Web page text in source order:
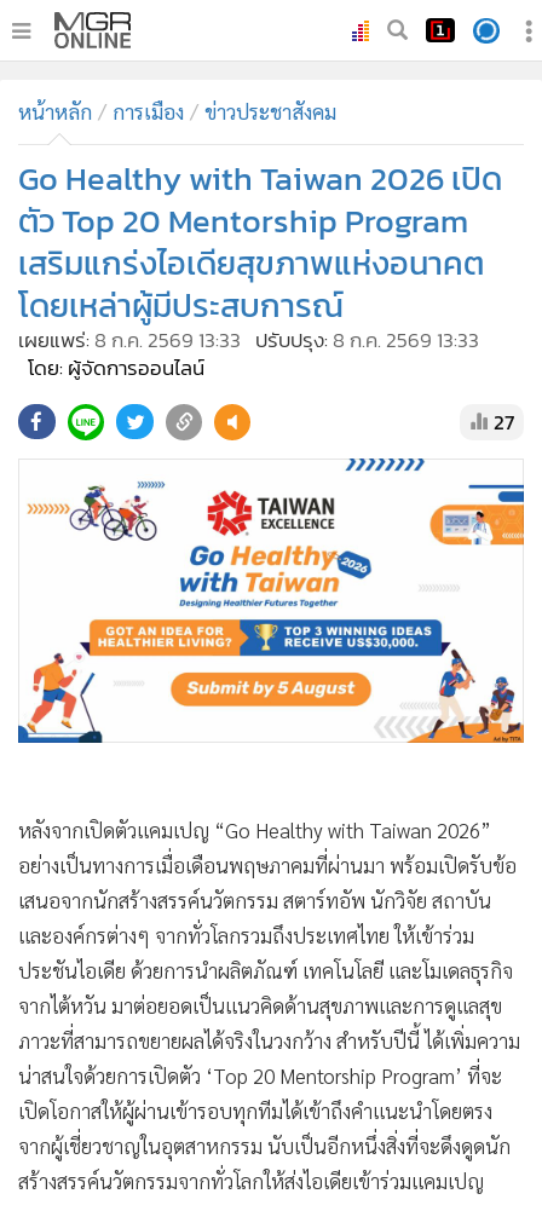
ทันเหตุการณ์
• ภาคใต้
ภูมิภาค
Online Section
• บันเทิง
• ผู้จัดการรายวัน
• คอลัมนิสต์
• CbizReview
• Cyber BIZ
ผู้จัดกวน
Good health & Well-being
Green Innovation & SD
Management & HR
MGR Live
Infographic
• การเมือง
• ต่างประเทศ
• Special Scoop
• เศรษฐกิจ-ธุรกิจ
จีน
ชุมชน-คุณภาพชีวิต
อาชญากรรม
• Motoring
• เกม
• วิทยาศาสตร์
• SMEs
หน้าหลัก การเมือง ข่าวประชาสังคม
Go Healthy with Taiwan 2026 เปิด
ตัว Top 20 Mentorship Program
เสริมแกร่งไอเดียสุขภาพแห่งอนาคต
โดยเหล่าผู้มีประสบการณ์
เผยแพร่: 8 ก.ค. 2569 13:33 ปรับปรุง: 8 ก.ค. 2569 13:33
โดย: ผู้จัดการออนไลน์
27
หลังจากเปิดตัวแคมเปญ “Go Healthy with Taiwan 2026”
อย่างเป็นทางการเมื่อเดือนพฤษภาคมที่ผ่านมา พร้อมเปิดรับข้อ
เสนอจากนักสร้างสรรค์นวัตกรรม สตาร์ทอัพ นักวิจัย สถาบัน
และองค์กรต่างๆ จากทั่วโลกรวมถึงประเทศไทย ให้เข้าร่วม
ประชันไอเดีย ด้วยการนำผลิตภัณฑ์ เทคโนโลยี และโมเดลธุรกิจ
จากไต้หวัน มาต่อยอดเป็นแนวคิดด้านสุขภาพและการดูแลสุข
ภาวะที่สามารถขยายผลได้จริงในวงกว้าง สำหรับปีนี้ ได้เพิ่มความ
น่าสนใจด้วยการเปิดตัว ‘Top 20 Mentorship Program’ ที่จะ
เปิดโอกาสให้ผู้ผ่านเข้ารอบทุกทีมได้เข้าถึงคำแนะนำโดยตรง
จากผู้เชี่ยวชาญในอุตสาหกรรม นับเป็นอีกหนึ่งสิ่งที่จะดึงดูดนัก
สร้างสรรค์นวัตกรรมจากทั่วโลกให้ส่งไอเดียเข้าร่วมแคมเปญ